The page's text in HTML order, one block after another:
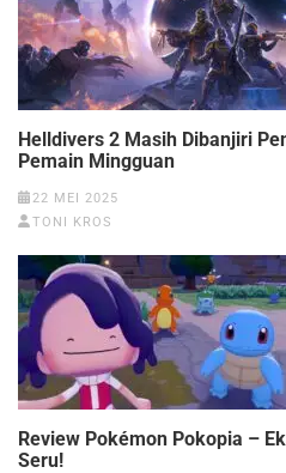
Helldivers 2 Masih Dibanjiri
Pemain Mingguan
22 MEI 2025
TONI KROS
Review Pokémon Pokopia –
Seru!